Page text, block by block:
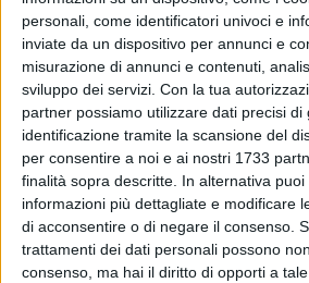
personali, come identificatori univoci e
inviate da un dispositivo per annunci e
misurazione di annunci e contenuti,
sviluppo dei servizi. Con la tua
partner possiamo utilizzare dati precisi di
identificazione tramite la scansione del
per consentire a noi e ai nostri 1733
finalità sopra descritte. In alternativa puoi
informazioni più dettagliate e modificare
di acconsentire o di negare il consenso.
trattamenti dei dati personali possono
consenso, ma hai il diritto di opporti a
L'iniziativa ha preso il via presso il
i partecipanti sono stati accolti dai
dell'associazione Thempus, guidata
che hanno contribuito a ricreare
dell'artista barlettano.
Luciana Doronzo, console regionale
italiano, spiega:«In occasione della
della donna abbiamo voluto, come
omaggiare le donne di ieri attraverso i
naturalmente le donne di oggi,